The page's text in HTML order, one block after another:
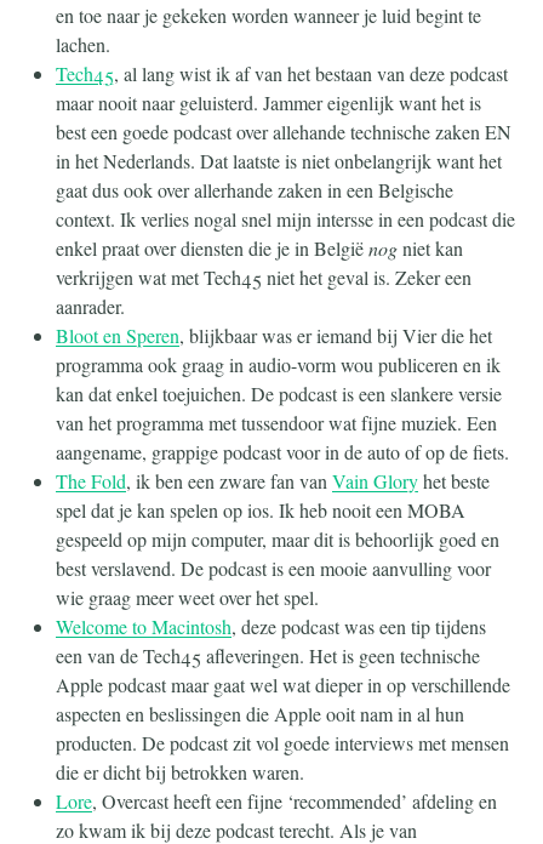
en toe naar je gekeken worden wanneer je luid begint te
lachen.
Tech45, al lang wist ik af van het bestaan van deze podcast
maar nooit naar geluisterd. Jammer eigenlijk want het is
best een goede podcast over allehande technische zaken EN
in het Nederlands. Dat laatste is niet onbelangrijk want het
gaat dus ook over allerhande zaken in een Belgische
context. Ik verlies nogal snel mijn intersse in een podcast die
enkel praat over diensten die je in Belgiënogniet kan
verkrijgen wat met Tech45 niet het geval is. Zeker een
aanrader.
Bloot en Speren, blijkbaar was er iemand bij Vier die het
programma ook graag in audio-vorm wou publiceren en ik
kan dat enkel toejuichen. De podcast is een slankere versie
van het programma met tussendoor wat fijne muziek. Een
aangename, grappige podcast voor in de auto of op de fiets.
The Fold, ik ben een zware fan vanVain Gloryhet beste
spel dat je kan spelen op ios. Ik heb nooit een MOBA
gespeeld op mijn computer, maar dit is behoorlijk goed en
best verslavend. De podcast is een mooie aanvulling voor
wie graag meer weet over het spel.
Welcome to Macintosh, deze podcast was een tip tijdens
een van de Tech45 afleveringen. Het is geen technische
Apple podcast maar gaat wel wat dieper in op verschillende
aspecten en beslissingen die Apple ooit nam in al hun
producten. De podcast zit vol goede interviews met mensen
die er dicht bij betrokken waren.
Lore, Overcast heeft een fijne ‘recommended’ afdeling en
zo kwam ik bij deze podcast terecht. Als je van